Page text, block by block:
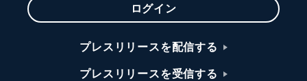
ログイン
プレスリリースを配信する
プレスリリースを受信する